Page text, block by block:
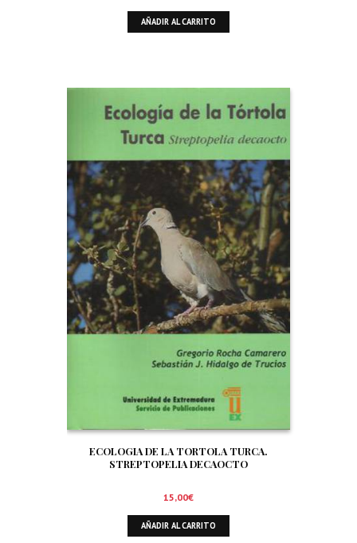
AÑADIR AL CARRITO
ECOLOGIA DE LA TORTOLA TURCA.
STREPTOPELIA DECAOCTO
15,00€
AÑADIR AL CARRITO